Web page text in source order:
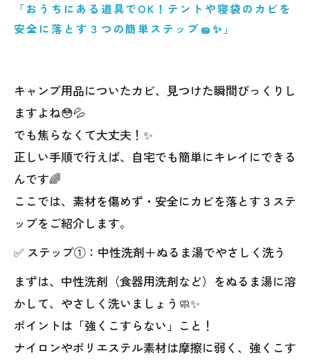
「おうちにある道具でOK！テントや寝袋のカビを
安全に落とす３つの簡単ステップ🧽✨」
キャンプ用品についたカビ、見つけた瞬間びっくりし
ますよね😳💦
でも焦らなくて大丈夫！✨
正しい手順で行えば、自宅でも簡単にキレイにできる
んです🌈
ここでは、素材を傷めず・安全にカビを落とす３ステ
ップをご紹介します。
✅ ステップ①：中性洗剤＋ぬるま湯でやさしく洗う
まずは、中性洗剤（食器用洗剤など）をぬるま湯に溶
かして、やさしく洗いましょう🧼✨
ポイントは「強くこすらない」こと！
ナイロンやポリエステル素材は摩擦に弱く、強くこす